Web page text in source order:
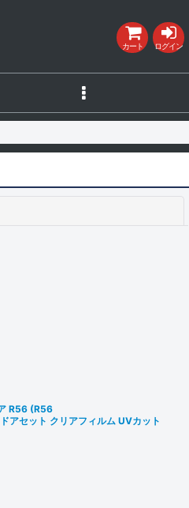
カート ログイン
R56 (R56
セット クリアフィルム UVカット